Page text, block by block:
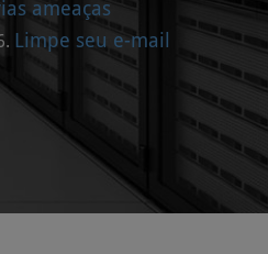
ameaças
Limpe seu e-mail